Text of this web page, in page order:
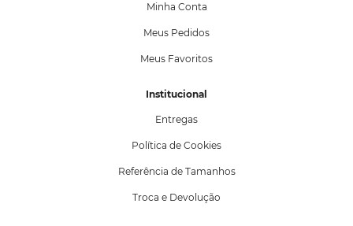
Minha Conta
Meus Pedidos
Meus Favoritos
Institucional
Entregas
Política de Cookies
Referência de Tamanhos
Troca e Devolução